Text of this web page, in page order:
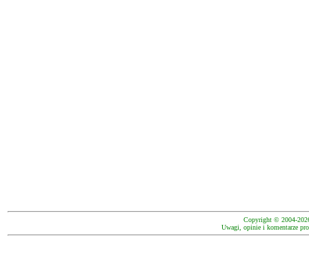
Copyright © 2004-
Uwagi, opinie i komentarze